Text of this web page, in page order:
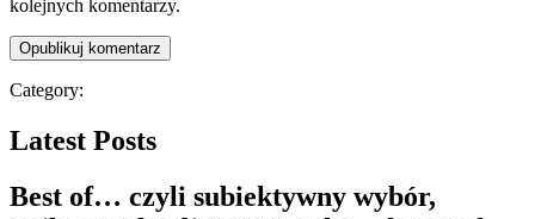
kolejnych komentarzy.
Category:
Latest Posts
Best of… czyli subiektywny wybór,